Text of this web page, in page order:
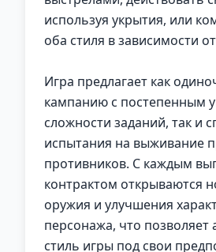
используя укрытия, или
оба стиля в зависимости
Игра предлагает как
кампанию с постепенным
сложности заданий, так и
испытания на выживание
противников. С каждым
контрактом открываются
оружия и улучшения
персонажа, что позволяет
стиль игры под свои